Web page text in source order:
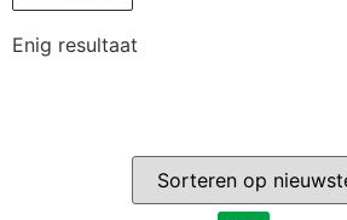
Enig resultaat